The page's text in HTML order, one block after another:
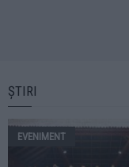
ȘTIRI
EVENIMENT